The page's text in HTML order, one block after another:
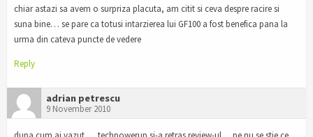
chiar astazi sa avem o surpriza placuta, am citit si ceva despre racire si
suna bine… se pare ca totusi intarzierea lui GF100 a fost benefica pana la
urma din cateva puncte de vedere
Reply
adrian petrescu
9 November 2010